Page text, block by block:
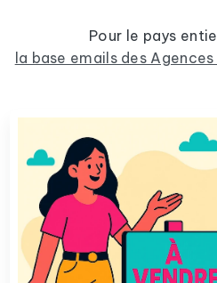
Pour le pays
la base emails des